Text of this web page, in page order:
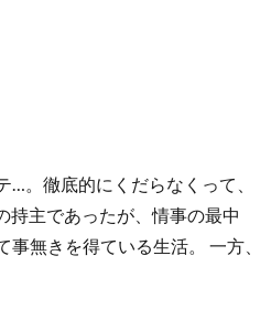
。徹底的にくだらなくって、
持主であったが、情事の最中
無きを得ている生活。 一方、